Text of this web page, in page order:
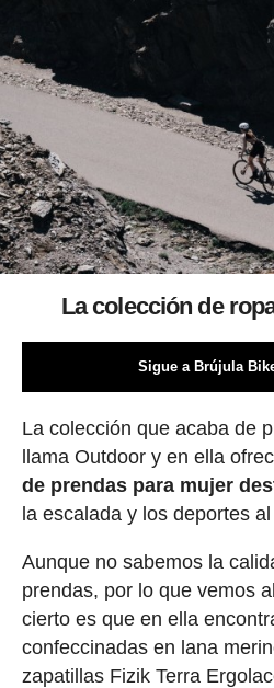
La colección de
Sigue a Brújula
La colección que acaba de
llama Outdoor y en ella
de prendas para mujer
la escalada y los deportes
Aunque no sabemos la
prendas, por lo que vemos
cierto es que en ella
confeccinadas en lana
zapatillas Fizik Terra